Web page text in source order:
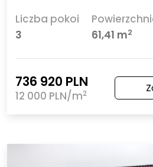
Liczba pokoi
3
61,41 m2
736 920 PLN
12 000 PLN/m2